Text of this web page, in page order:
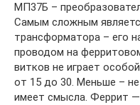
МП37Б –
Самым сложным
трансформатора – его
проводом на
витков не играет
от 15 до 30. Меньше –
имеет смысла. Феррит